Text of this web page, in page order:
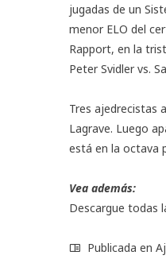
jugadas de un
menor ELO del
Rapport, en la
Peter Svidler vs.
Tres ajedrecistas
Lagrave. Luego
está en la octava
Vea además:
Descargue todas
Publicada en